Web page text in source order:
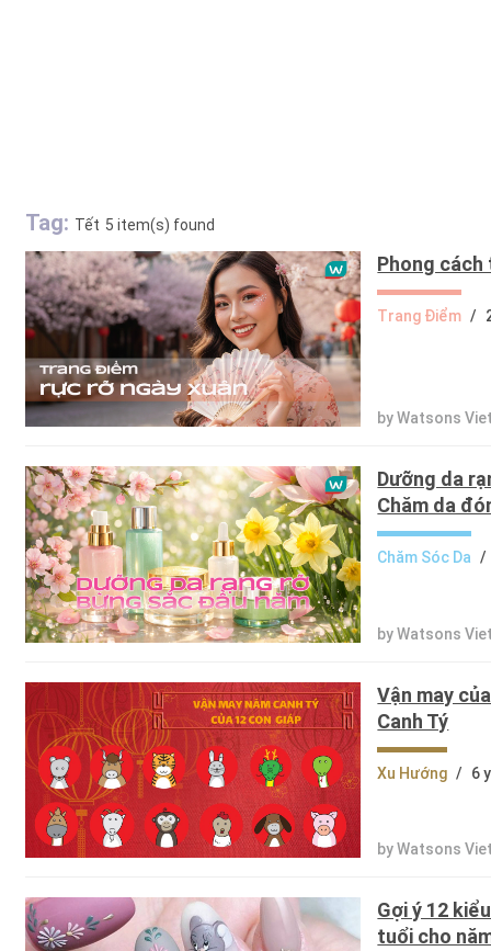
Tag: Tết 5 item(s) found
Phong
Trang Điểm /
by Watsons
Dưỡng da
Chăm da
Chăm Sóc Da /
by Watsons
Vận may
Canh Tý
Xu Hướng / 6
by Watsons
Gợi ý 12
tuổi cho